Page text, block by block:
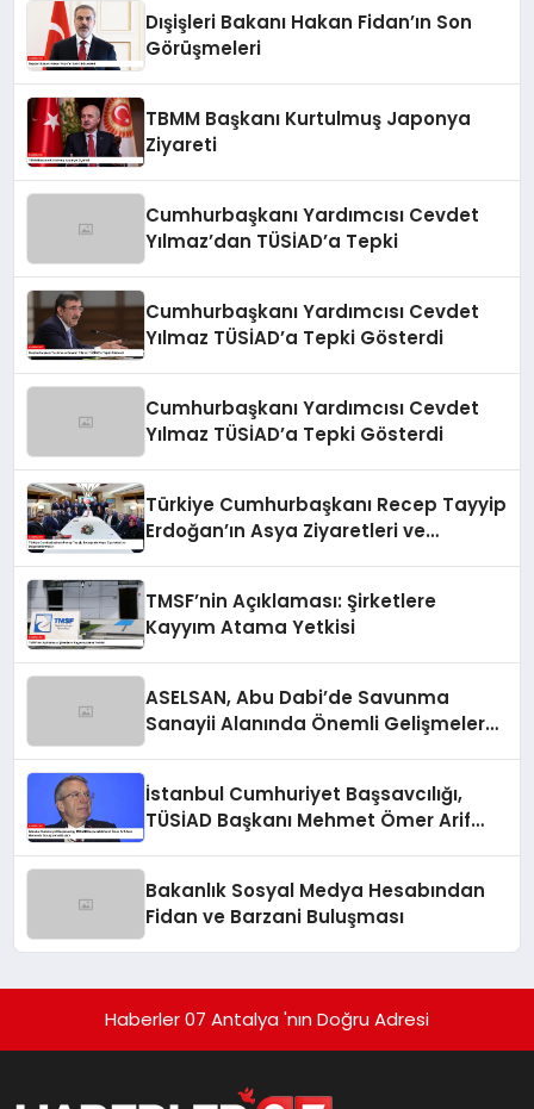
Dışişleri Bakanı Hakan Fidan’ın Son
Görüşmeleri
TBMM Başkanı Kurtulmuş Japonya
Ziyareti
Cumhurbaşkanı Yardımcısı Cevdet
Yılmaz’dan TÜSİAD’a Tepki
Cumhurbaşkanı Yardımcısı Cevdet
Yılmaz TÜSİAD’a Tepki Gösterdi
Cumhurbaşkanı Yardımcısı Cevdet
Yılmaz TÜSİAD’a Tepki Gösterdi
Türkiye Cumhurbaşkanı Recep Tayyip
Erdoğan’ın Asya Ziyaretleri ve
TMSF’nin Açıklaması: Şirketlere
Kayyım Atama Yetkisi
ASELSAN, Abu Dabi’de Savunma
Sanayii Alanında Önemli Gelişmelere
İstanbul Cumhuriyet Başsavcılığı,
TÜSİAD Başkanı Mehmet Ömer Arif
Bakanlık Sosyal Medya Hesabından
Fidan ve Barzani Buluşması
Haberler 07 Antalya 'nın Doğru Adresi